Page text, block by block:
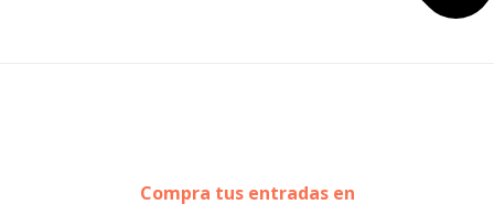
Compra tus entradas en